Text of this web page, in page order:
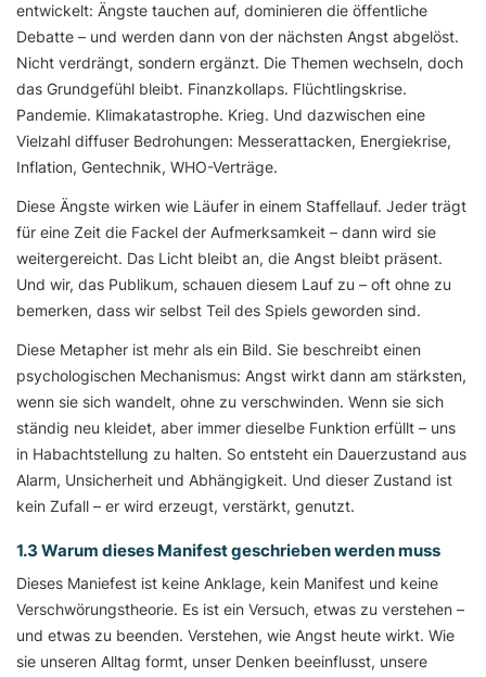
entwickelt: Ängste tauchen auf, dominieren die öffentliche
Debatte – und werden dann von der nächsten Angst abgelöst.
Nicht verdrängt, sondern ergänzt. Die Themen wechseln, doch
das Grundgefühl bleibt. Finanzkollaps. Flüchtlingskrise.
Pandemie. Klimakatastrophe. Krieg. Und dazwischen eine
Vielzahl diffuser Bedrohungen: Messerattacken, Energiekrise,
Inflation, Gentechnik, WHO-Verträge.
Diese Ängste wirken wie Läufer in einem Staffellauf. Jeder trägt
für eine Zeit die Fackel der Aufmerksamkeit – dann wird sie
weitergereicht. Das Licht bleibt an, die Angst bleibt präsent.
Und wir, das Publikum, schauen diesem Lauf zu – oft ohne zu
bemerken, dass wir selbst Teil des Spiels geworden sind.
Diese Metapher ist mehr als ein Bild. Sie beschreibt einen
psychologischen Mechanismus: Angst wirkt dann am stärksten,
wenn sie sich wandelt, ohne zu verschwinden. Wenn sie sich
ständig neu kleidet, aber immer dieselbe Funktion erfüllt – uns
in Habachtstellung zu halten. So entsteht ein Dauerzustand aus
Alarm, Unsicherheit und Abhängigkeit. Und dieser Zustand ist
kein Zufall – er wird erzeugt, verstärkt, genutzt.
1.3 Warum dieses Manifest geschrieben werden muss
Dieses Maniefest ist keine Anklage, kein Manifest und keine
Verschwörungstheorie. Es ist ein Versuch, etwas zu verstehen –
und etwas zu beenden. Verstehen, wie Angst heute wirkt. Wie
sie unseren Alltag formt, unser Denken beeinflusst, unsere